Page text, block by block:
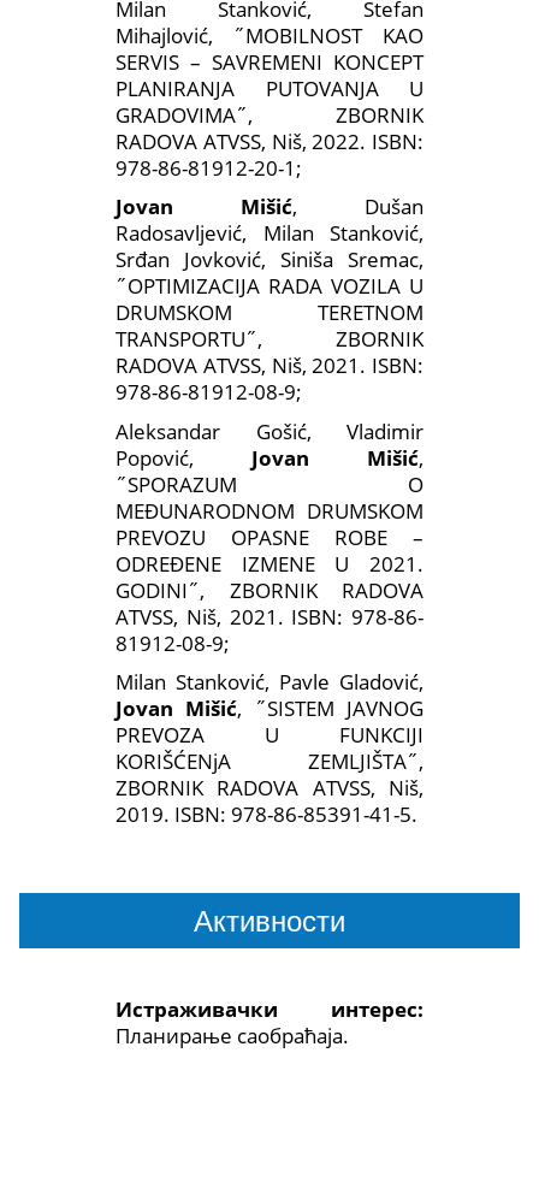
Milan Stanković, Stefan
Mihajlović, ˝MOBILNOST KAO
SERVIS – SAVREMENI KONCEPT
PLANIRANJA PUTOVANJA U
GRADOVIMA˝, ZBORNIK
RADOVA ATVSS, Niš, 2022. ISBN:
978-86-81912-20-1;
Jovan Mišić, Dušan
Radosavljević, Milan Stanković,
Srđan Jovković, Siniša Sremac,
˝OPTIMIZACIJA RADA VOZILA U
DRUMSKOM TERETNOM
TRANSPORTU˝, ZBORNIK
RADOVA ATVSS, Niš, 2021. ISBN:
978-86-81912-08-9;
Aleksandar Gošić, Vladimir
Popović, Jovan Mišić,
˝SPORAZUM O
MEĐUNARODNOM DRUMSKOM
PREVOZU OPASNE ROBE –
ODREĐENE IZMENE U 2021.
GODINI˝, ZBORNIK RADOVA
ATVSS, Niš, 2021. ISBN: 978-86-
81912-08-9;
Milan Stanković, Pavle Gladović,
Jovan Mišić, ˝SISTEM JAVNOG
PREVOZA U FUNKCIJI
KORIŠĆENјA ZEMLJIŠTA˝,
ZBORNIK RADOVA ATVSS, Niš,
2019. ISBN: 978-86-85391-41-5.
Активности
Истраживачки интерес:
Планирање саобраћаја.